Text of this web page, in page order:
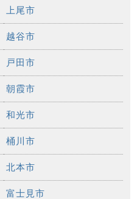
上尾市
越谷市
戸田市
朝霞市
和光市
桶川市
北本市
富士見市